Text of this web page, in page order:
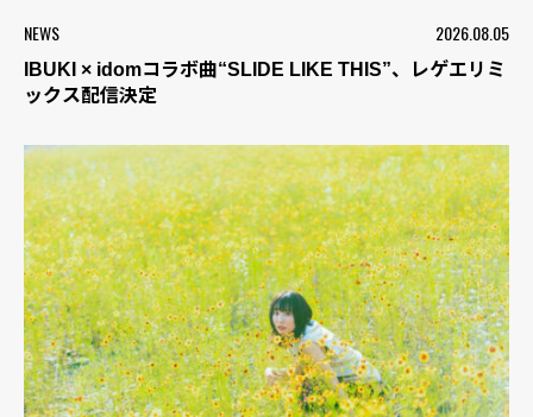
NEWS 2026.08.05
IBUKI × idomコラボ曲“SLIDE LIKE THIS”、レゲエリミ
ックス配信決定